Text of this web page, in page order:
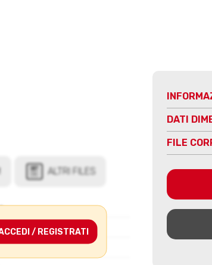
/ REGISTRATI
DATI
FILE